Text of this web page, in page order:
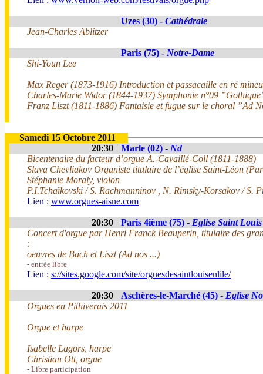
Uzes (30) - Cathédrale
Jean-Charles Ablitzer
Paris (75) - Notre-Dame
Shi-Youn Lee
Max Reger (1873-1916) Introduction et passacaille en ré
Charles-Marie Widor (1844-1937) Symphonie n°09
Franz Liszt (1811-1886) Fantaisie et fugue sur le choral ”Ad
Samedi 15 Octobre 2011
20:30
Marle (02) - Nd
Bicentenaire du facteur d’orgue A.-Cavaillé-Coll (1811-1888)
Slava Chevliakov Organiste titulaire de l’église Saint-Léon
Stéphanie Moraly, violon
P.I.Tchaïkovski / S. Rachmanninov , N. Rimsky-Korsakov / S.
Lien : www.orgues-aisne.com
20:30 Paris 4ième (75) - Eglise Saint
Concert d'orgue par Henri Franck Beauperin, titulaire des
:
oeuvres de Bach et Liszt (Ad nos ...)
- entrée libre
Lien : s://sites.google.com/site/orguesdesaintlouisenlile/
20:30 Aschères-le-Marché (45) - Eglise
Orgues en Pithiverais 2011
Orgue et harpe
Isabelle Lagors, harpe
Christian Ott, orgue
- Libre participation